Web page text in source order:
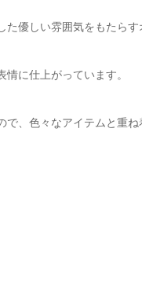
優しい雰囲気をもたらす
に仕上がっています。
、色々なアイテムと重ね